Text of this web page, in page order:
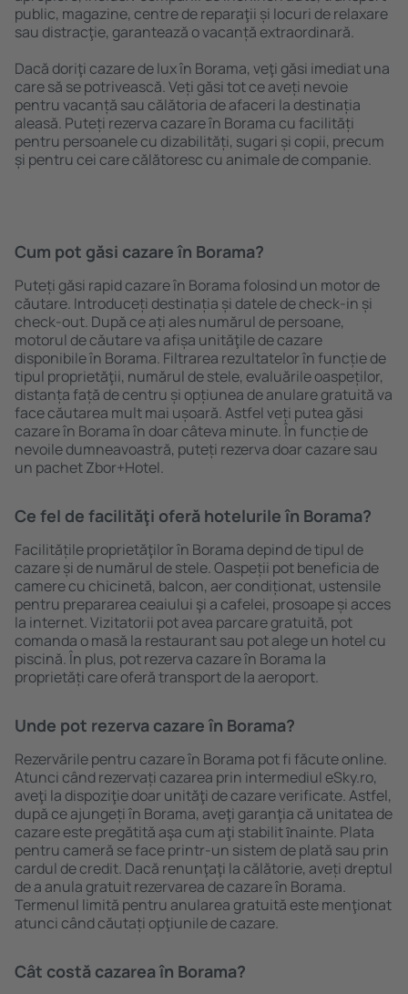
public, magazine, centre de reparaţii și locuri de relaxare
sau distracţie, garantează o vacanță extraordinară.
Dacă doriţi cazare de lux în Borama, veţi găsi imediat una
care să se potrivească. Veți găsi tot ce aveți nevoie
pentru vacanță sau călătoria de afaceri la destinația
aleasă. Puteți rezerva cazare în Borama cu facilități
pentru persoanele cu dizabilități, sugari și copii, precum
și pentru cei care călătoresc cu animale de companie.
Cum pot găsi cazare în Borama?
Puteți găsi rapid cazare în Borama folosind un motor de
căutare. Introduceți destinația și datele de check-in și
check-out. După ce ați ales numărul de persoane,
motorul de căutare va afișa unităţile de cazare
disponibile în Borama. Filtrarea rezultatelor în funcție de
tipul proprietăţii, numărul de stele, evaluările oaspeților,
distanța față de centru și opțiunea de anulare gratuită va
face căutarea mult mai ușoară. Astfel veți putea găsi
cazare în Borama în doar câteva minute. În funcție de
nevoile dumneavoastră, puteți rezerva doar cazare sau
un pachet Zbor+Hotel.
Ce fel de facilităţi oferă hotelurile în Borama?
Facilitățile proprietăţilor în Borama depind de tipul de
cazare și de numărul de stele. Oaspeții pot beneficia de
camere cu chicinetă, balcon, aer condiționat, ustensile
pentru prepararea ceaiului şi a cafelei, prosoape și acces
la internet. Vizitatorii pot avea parcare gratuită, pot
comanda o masă la restaurant sau pot alege un hotel cu
piscină. În plus, pot rezerva cazare în Borama la
proprietăți care oferă transport de la aeroport.
Unde pot rezerva cazare în Borama?
Rezervările pentru cazare în Borama pot fi făcute online.
Atunci când rezervați cazarea prin intermediul eSky.ro,
aveţi la dispoziţie doar unităţi de cazare verificate. Astfel,
după ce ajungeți în Borama, aveţi garanţia că unitatea de
cazare este pregătită aşa cum aţi stabilit ȋnainte. Plata
pentru cameră se face printr-un sistem de plată sau prin
cardul de credit. Dacă renunţaţi la călătorie, aveți dreptul
de a anula gratuit rezervarea de cazare în Borama.
Termenul limită pentru anularea gratuită este menţionat
atunci când căutați opţiunile de cazare.
Cât costă cazarea în Borama?